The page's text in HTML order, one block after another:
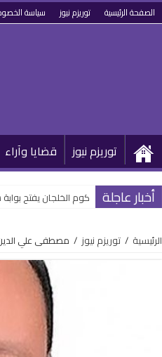
الصفحة الرئيسية توريزم نيوز سياسة
توريزم نيوز قضايا وآراء
أخبار عاجلة كوم الخلجان يفتح
الرئيسية / توريزم نيوز / مصطفى علي